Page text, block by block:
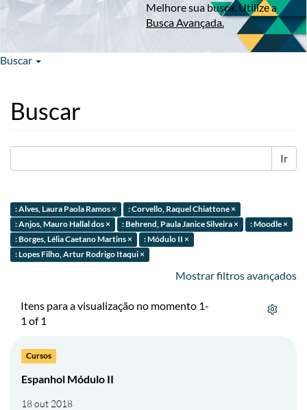
Melhore sua busca. Utilize a
Busca Avançada.
Buscar
Buscar
Ir
: Alves, Laura Paola Ramos ×
: Corvello, Raquel Chiattone ×
: Anjos, Mauro Hallal dos ×
: Behrend, Paula Janice Silveira ×
: Moodle ×
: Borges, Lélia Caetano Martins ×
: Módulo II ×
: Lopes Filho, Artur Rodrigo Itaqui ×
Mostrar filtros avançados
Itens para a visualização no momento 1-
1 of 1
Cursos
Espanhol Módulo II
18 out 2018